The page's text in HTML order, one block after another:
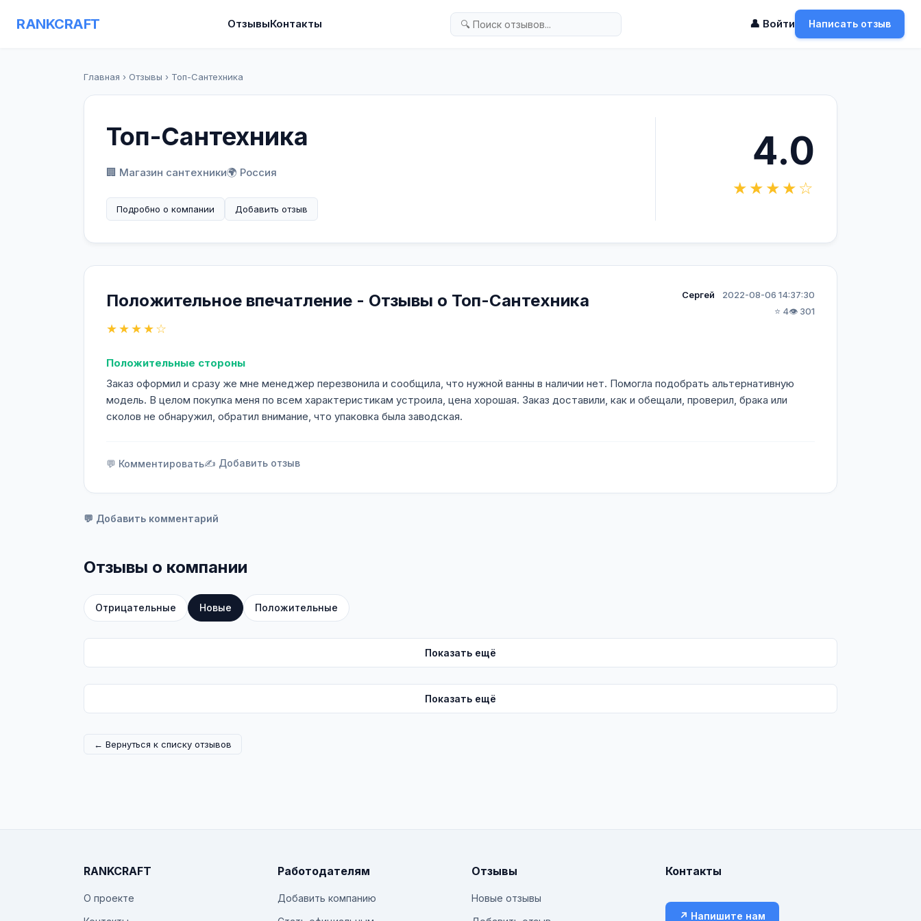
RANKCRAFT ОтзывыКонтакты 👤 Войти Написать отзыв
Главная › Отзывы › Топ-Сантехника
Топ-Сантехника
🏢 Магазин сантехники🌍 Россия
Подробно о компании Добавить отзыв
4.0
★★★★☆
Положительное впечатление - Отзывы о Топ-Сантехника
★★★★☆
Сергей
2022-08-06 14:37:30
⭐ 4👁️ 301
Положительные стороны
Заказ оформил и сразу же мне менеджер перезвонила и сообщила, что нужной ванны в наличии нет. Помогла подобрать альтернативную
модель. В целом покупка меня по всем характеристикам устроила, цена хорошая. Заказ доставили, как и обещали, проверил, брака или
сколов не обнаружил, обратил внимание, что упаковка была заводская.
💬 Комментировать✍️ Добавить отзыв
💬 Добавить комментарий
Отзывы о компании
Отрицательные Новые Положительные
Показать ещё
Показать ещё
← Вернуться к списку отзывов
RANKCRAFT
О проекте
Работодателям
Добавить компанию
Отзывы
Новые отзывы
Контакты
↗ Напишите нам